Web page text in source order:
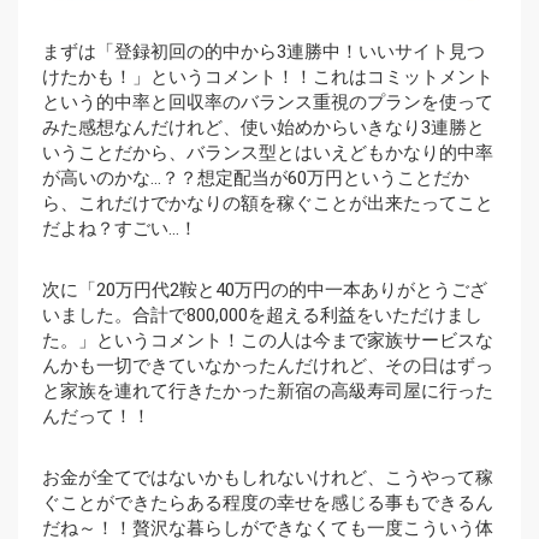
まずは「登録初回の的中から3連勝中！いいサイト見つ
けたかも！」というコメント！！これはコミットメント
という的中率と回収率のバランス重視のプランを使って
みた感想なんだけれど、使い始めからいきなり3連勝と
いうことだから、バランス型とはいえどもかなり的中率
が高いのかな…？？想定配当が60万円ということだか
ら、これだけでかなりの額を稼ぐことが出来たってこと
だよね？すごい…！
次に「20万円代2鞍と40万円の的中一本ありがとうござ
いました。合計で800,000を超える利益をいただけまし
た。」というコメント！この人は今まで家族サービスな
んかも一切できていなかったんだけれど、その日はずっ
と家族を連れて行きたかった新宿の高級寿司屋に行った
んだって！！
お金が全てではないかもしれないけれど、こうやって稼
ぐことができたらある程度の幸せを感じる事もできるん
だね～！！贅沢な暮らしができなくても一度こういう体